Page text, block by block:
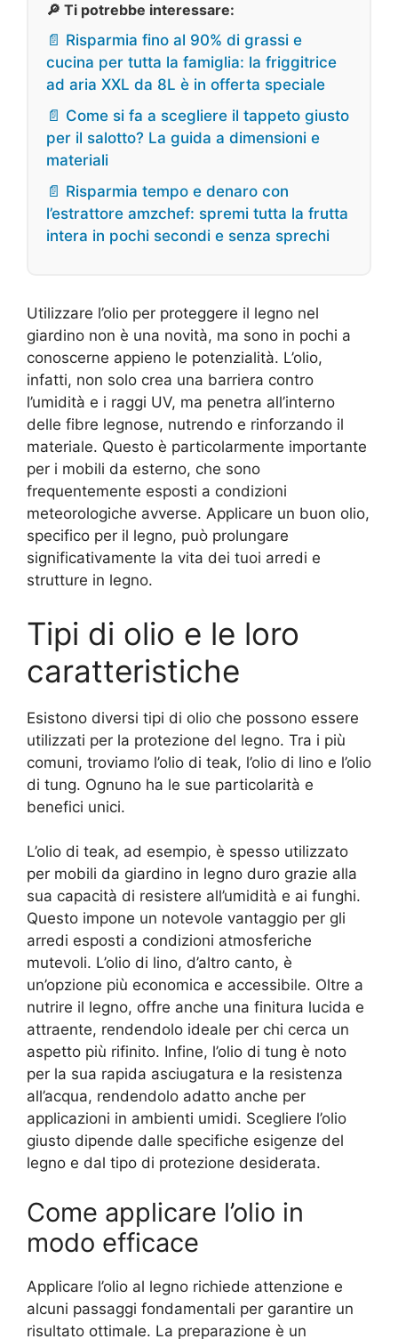
🔎 Ti potrebbe interessare:
📄 Risparmia fino al 90% di grassi e
cucina per tutta la famiglia: la friggitrice
ad aria XXL da 8L è in offerta speciale
📄 Come si fa a scegliere il tappeto giusto
per il salotto? La guida a dimensioni e
materiali
📄 Risparmia tempo e denaro con
l’estrattore amzchef: spremi tutta la frutta
intera in pochi secondi e senza sprechi
Utilizzare l’olio per proteggere il legno nel
giardino non è una novità, ma sono in pochi a
conoscerne appieno le potenzialità. L’olio,
infatti, non solo crea una barriera contro
l’umidità e i raggi UV, ma penetra all’interno
delle fibre legnose, nutrendo e rinforzando il
materiale. Questo è particolarmente importante
per i mobili da esterno, che sono
frequentemente esposti a condizioni
meteorologiche avverse. Applicare un buon olio,
specifico per il legno, può prolungare
significativamente la vita dei tuoi arredi e
strutture in legno.
Tipi di olio e le loro
caratteristiche
Esistono diversi tipi di olio che possono essere
utilizzati per la protezione del legno. Tra i più
comuni, troviamo l’olio di teak, l’olio di lino e l’olio
di tung. Ognuno ha le sue particolarità e
benefici unici.
L’olio di teak, ad esempio, è spesso utilizzato
per mobili da giardino in legno duro grazie alla
sua capacità di resistere all’umidità e ai funghi.
Questo impone un notevole vantaggio per gli
arredi esposti a condizioni atmosferiche
mutevoli. L’olio di lino, d’altro canto, è
un’opzione più economica e accessibile. Oltre a
nutrire il legno, offre anche una finitura lucida e
attraente, rendendolo ideale per chi cerca un
aspetto più rifinito. Infine, l’olio di tung è noto
per la sua rapida asciugatura e la resistenza
all’acqua, rendendolo adatto anche per
applicazioni in ambienti umidi. Scegliere l’olio
giusto dipende dalle specifiche esigenze del
legno e dal tipo di protezione desiderata.
Come applicare l’olio in
modo efficace
Applicare l’olio al legno richiede attenzione e
alcuni passaggi fondamentali per garantire un
risultato ottimale. La preparazione è un